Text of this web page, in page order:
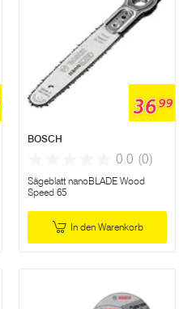
3699
BOSCH
0.0 (0)
Sägeblatt nanoBLADE Wood
Speed 65
In den Warenkorb